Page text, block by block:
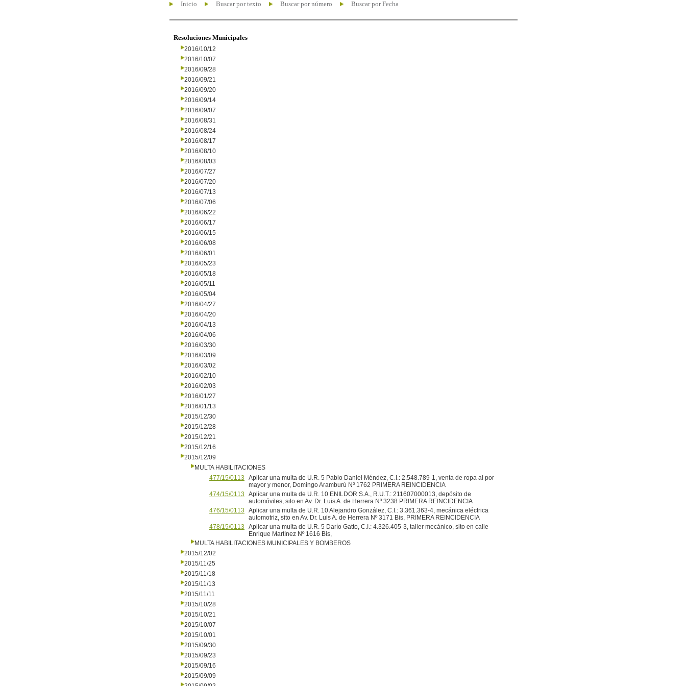
Inicio Buscar por texto Buscar por número Buscar por Fecha
Resoluciones Municipales
2016/10/12
2016/10/07
2016/09/28
2016/09/21
2016/09/20
2016/09/14
2016/09/07
2016/08/31
2016/08/24
2016/08/17
2016/08/10
2016/08/03
2016/07/27
2016/07/20
2016/07/13
2016/07/06
2016/06/22
2016/06/17
2016/06/15
2016/06/08
2016/06/01
2016/05/23
2016/05/18
2016/05/11
2016/05/04
2016/04/27
2016/04/20
2016/04/13
2016/04/06
2016/03/30
2016/03/09
2016/03/02
2016/02/10
2016/02/03
2016/01/27
2016/01/13
2015/12/30
2015/12/28
2015/12/21
2015/12/16
2015/12/09
MULTA HABILITACIONES
477/15/0113
Aplicar una multa de U.R. 5 Pablo Daniel Méndez, C.I.: 2.548.789-1, venta de ropa al por
mayor y menor, Domingo Aramburú Nº 1762 PRIMERA REINCIDENCIA
474/15/0113
Aplicar una multa de U.R. 10 ENILDOR S.A., R.U.T.: 211607000013, depósito de
automóviles, sito en Av. Dr. Luis A. de Herrera Nº 3238 PRIMERA REINCIDENCIA
476/15/0113
Aplicar una multa de U.R. 10 Alejandro González, C.I.: 3.361.363-4, mecánica eléctrica
automotriz, sito en Av. Dr. Luis A. de Herrera Nº 3171 Bis, PRIMERA REINCIDENCIA
478/15/0113
Aplicar una multa de U.R. 5 Darío Gatto, C.I.: 4.326.405-3, taller mecánico, sito en calle
Enrique Martínez Nº 1616 Bis,
MULTA HABILITACIONES MUNICIPALES Y BOMBEROS
2015/12/02
2015/11/25
2015/11/18
2015/11/13
2015/11/11
2015/10/28
2015/10/21
2015/10/07
2015/10/01
2015/09/30
2015/09/23
2015/09/16
2015/09/09